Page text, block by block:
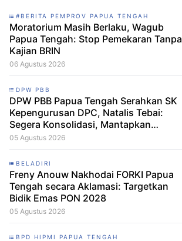
#BERITA PEMPROV PAPUA TENGAH
Moratorium Masih Berlaku, Wagub
Papua Tengah: Stop Pemekaran Tanpa
Kajian BRIN
06 Agustus 2026
DPW PBB
DPW PBB Papua Tengah Serahkan SK
Kepengurusan DPC, Natalis Tebai:
Segera Konsolidasi, Mantapkan
Langkah Verifikasi, untuk 'Maju' 2029
05 Agustus 2026
BELADIRI
Freny Anouw Nakhodai FORKI Papua
Tengah secara Aklamasi: Targetkan
Bidik Emas PON 2028
05 Agustus 2026
BPD HIPMI PAPUA TENGAH